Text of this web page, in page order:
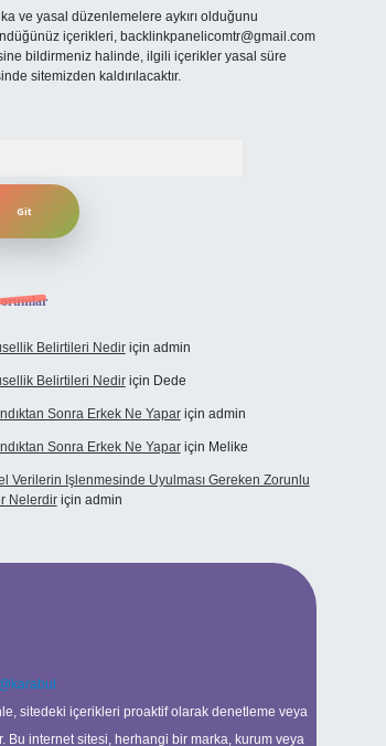
ve yasal düzenlemelere aykırı olduğunu
içerikleri, backlinkpanelicomtr@gmail.com
bildirmeniz halinde, ilgili içerikler yasal süre
sitemizden kaldırılacaktır.
Belirtileri Nediriçin admin
Belirtileri Nediriçin Dede
Sonra Erkek Ne Yapariçin admin
Sonra Erkek Ne Yapariçin Melike
Verilerin Işlenmesinde Uyulması Gereken Zorunlu
Nelerdiriçin admin
sitedeki içerikleri proaktif olarak denetleme veya
Bu internet sitesi, herhangi bir marka, kurum veya